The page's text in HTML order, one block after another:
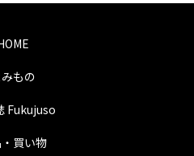
もの
Fukujuso
買い物